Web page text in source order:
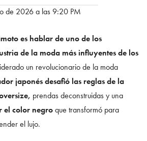
de 2026 a las 9:20 PM
es hablar de uno de los
de la moda más influyentes de los
un revolucionario de la moda
japonés desafió las reglas de la
prendas deconstruidas y una
el color negroque transformó para
el lujo.